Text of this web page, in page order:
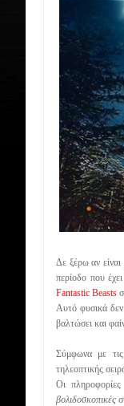
Δε ξέρω αν
περίοδο που
Fantastic Beasts
Αυτό φυσικά
βαλτώσει και
Σύμφωνα με
τηλεοπτικής
Οι
βολιδοσκοπικές